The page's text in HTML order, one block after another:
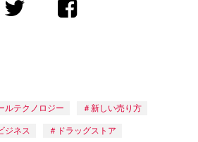
ルテクノロジー 新しい売り方
ジネス ドラッグストア